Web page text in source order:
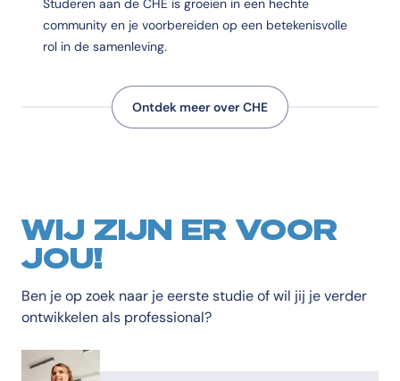
Studeren aan de CHE is groeien in een hechte
community en je voorbereiden op een betekenisvolle
rol in de samenleving.
Ontdek meer over CHE
WIJ ZIJN ER VOOR
JOU!
Ben je op zoek naar je eerste studie of wil jij je verder
ontwikkelen als professional?